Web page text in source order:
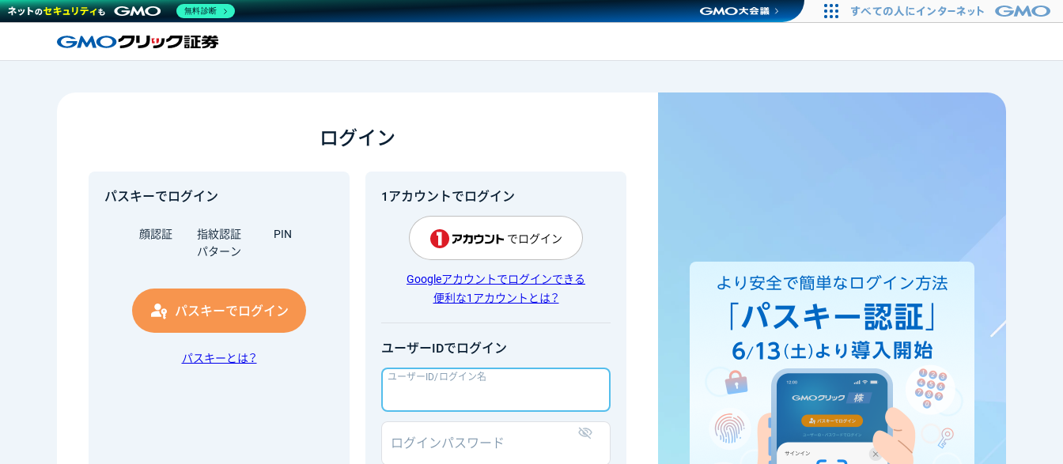
ログイン
パスキーでログイン
顔認証 指紋認証
PIN
パターン
パスキーでログイン
パスキーとは？
1アカウントでログイン
でログイン
Googleアカウントでログインできる
便利な1アカウントとは？
ユーザーIDでログイン
ユーザーID/ログイン名
ログインパスワード
無料診断